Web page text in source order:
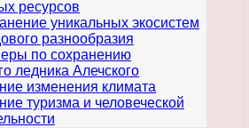
ресурсов
уникальных экосистем
разнообразия
по сохранению
ледника Алечского
изменения климата
туризма и человеческой